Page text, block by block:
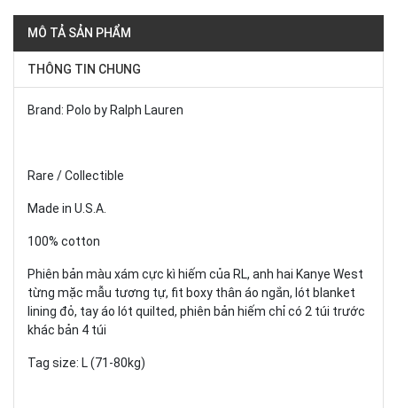
MÔ TẢ SẢN PHẨM
THÔNG TIN CHUNG
Brand: Polo by Ralph Lauren
Rare / Collectible
Made in U.S.A.
100% cotton
Phiên bản màu xám cực kì hiếm của RL, anh hai Kanye West
từng mặc mẫu tương tự, fit boxy thân áo ngắn, lót blanket
lining đỏ, tay áo lót quilted, phiên bản hiếm chỉ có 2 túi trước
khác bản 4 túi
Tag size: L (71-80kg)